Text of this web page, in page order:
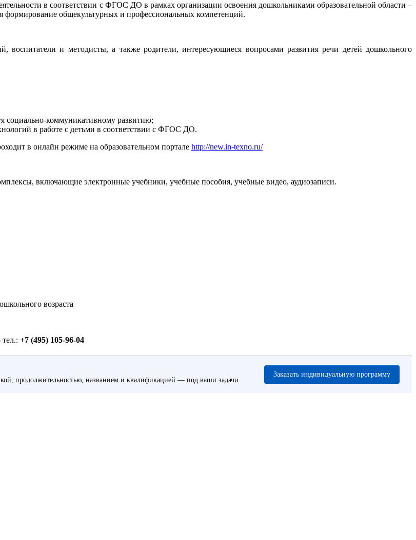
в соответствии с ФГОС ДО в рамках организации освоения дошкольниками образовательной области –
формирование общекультурных и профессиональных компетенций.
воспитатели и методисты, а также родители, интересующиеся вопросами развития речи детей дошкольного
социально-коммуникативному развитию;
в работе с детьми в соответствии с ФГОС ДО.
в онлайн режиме на образовательном портале http://new.in-texno.ru/
включающие электронные учебники, учебные пособия, учебные видео, аудиозаписи.
возраста
+7 (495) 105-96-04
продолжительностью, названием и квалификацией — под ваши задачи.
Заказать индивидуальную программу